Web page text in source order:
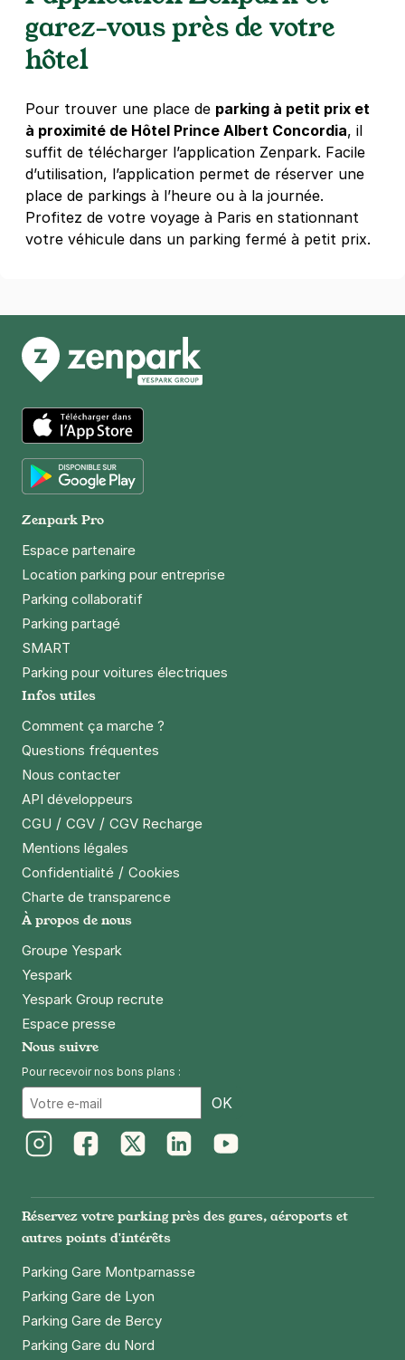
Réserver
+ Abonnements disponibles
Paris - Gare de Bercy - AccorHotels
Arena
9 rue Corbineau
75012Paris
4,3(1050 avis)
3 € /heure ,29 €/jour, 89 €/semaine (tarifs dégressifs)
Paris - Bastille - boulevard Bourdon
23 ter boulevard Bourdon
75004Paris
4 €/heure,32 €/jour,
Réserver
75012Paris
/heure 29 €/jour,
+ Abonnements disponibles
Paris - Montgallet - Mairie du 12e
2,50 €/heure,27 €/jour,
Réserver
+ Abonnements disponibles
15 passage Thiéré
/heure 32 €/jour, 100 €/semaine
+ Abonnements disponibles
33 rue de la Roquette
75011 Paris
4,2(727 avis)
4 €/heure, 32 €/jour,100 €/semaine
garez-vous près de votre
hôtel
Pour trouver une place de parking à petit prix et
à proximité de Hôtel Prince Albert Concordia, il
suffit de télécharger l’application Zenpark. Facile
d’utilisation, l’application permet de réserver une
place de parkings à l’heure ou à la journée.
Profitez de votre voyage à Paris en stationnant
votre véhicule dans un parking fermé à petit prix.
App Store
Zenpark Pro
Espace partenaire
Location parking pour entreprise
Parking collaboratif
Parking partagé
SMART
Parking pour voitures électriques
Infos utiles
Comment ça marche ?
Questions fréquentes
Nous contacter
API développeurs
CGU / CGV / CGV Recharge
Mentions légales
Confidentialité / Cookies
Charte de transparence
À propos de nous
Groupe Yespark
Yespark
Yespark Group recrute
Espace presse
Nous suivre
Pour recevoir nos bons plans :
OK
Réservez votre parking près des gares, aéroports et
autres points d'intérêts
Parking Gare Montparnasse
Parking Gare de Lyon
Parking Gare de Bercy
Parking Gare du Nord